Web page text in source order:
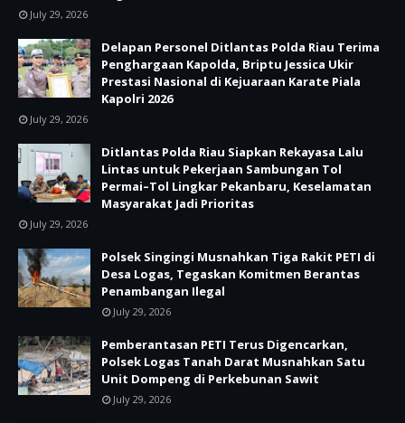
July 29, 2026
Delapan Personel Ditlantas Polda Riau Terima
Penghargaan Kapolda, Briptu Jessica Ukir
Prestasi Nasional di Kejuaraan Karate Piala
Kapolri 2026
July 29, 2026
Ditlantas Polda Riau Siapkan Rekayasa Lalu
Lintas untuk Pekerjaan Sambungan Tol
Permai–Tol Lingkar Pekanbaru, Keselamatan
Masyarakat Jadi Prioritas
July 29, 2026
Polsek Singingi Musnahkan Tiga Rakit PETI di
Desa Logas, Tegaskan Komitmen Berantas
Penambangan Ilegal
July 29, 2026
Pemberantasan PETI Terus Digencarkan,
Polsek Logas Tanah Darat Musnahkan Satu
Unit Dompeng di Perkebunan Sawit
July 29, 2026